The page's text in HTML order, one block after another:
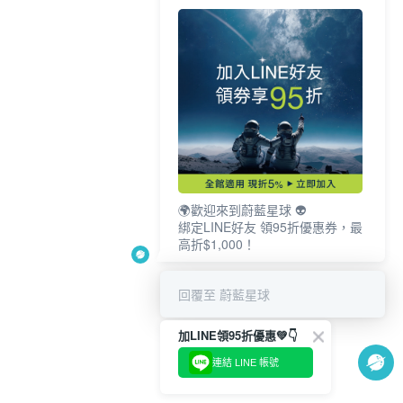
🌍歡迎來到蔚藍星球 👽
綁定LINE好友 領95折優惠券，最
高折$1,000！
回覆至 蔚藍星球
加LINE領95折優惠💚👇
連結 LINE 帳號